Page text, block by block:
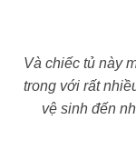
Và chiếc tủ này
trong với rất
vệ sinh đến